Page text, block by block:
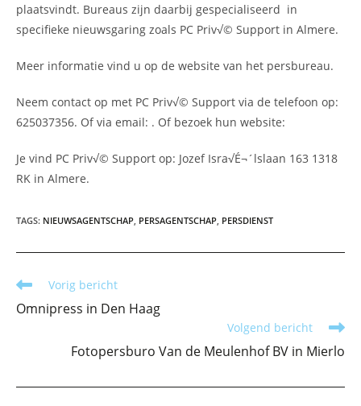
plaatsvindt. Bureaus zijn daarbij gespecialiseerd in
specifieke nieuwsgaring zoals PC Priv√© Support in Almere.
Meer informatie vind u op de website van het persbureau.
Neem contact op met PC Priv√© Support via de telefoon op:
625037356. Of via email: . Of bezoek hun website:
Je vind PC Priv√© Support op: Jozef Isra√É¬´lslaan 163 1318
RK in Almere.
TAGS: NIEUWSAGENTSCHAP PERSAGENTSCHAP PERSDIENST
Lees
artikelen
Vorig bericht
Omnipress in Den Haag
Volgend bericht
Fotopersburo Van de Meulenhof BV in Mierlo